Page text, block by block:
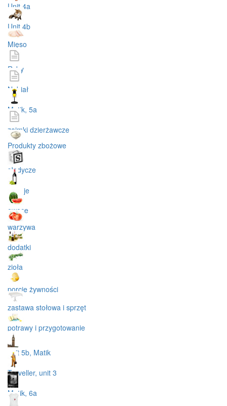
Unit 4a
Unit 4b
Mięso
Ryby
Nabiał
Matik, 5a
zaimki dzierżawcze
Produkty zbożowe
słodycze
napoje
owoce
warzywa
dodatki
zioła
porcje żywności
zastawa stołowa i sprzęt
potrawy i przygotowanie
unit 5b, Matik
Traveller, unit 3
Matik, 6a